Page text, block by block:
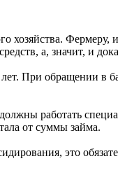
хозяйства.
а, значит, и
При обращении в
работать
от суммы займа.
это